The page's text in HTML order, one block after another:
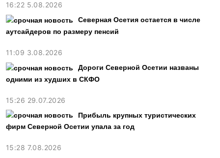
16:22 5.08.2026
Северная Осетия остается в числе
аутсайдеров по размеру пенсий
11:09 3.08.2026
Дороги Северной Осетии названы
одними из худших в СКФО
15:26 29.07.2026
Прибыль крупных туристических
фирм Северной Осетии упала за год
15:28 7.08.2026